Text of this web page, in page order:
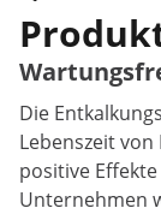
Die
Lebenszeit
positive
Unternehmen